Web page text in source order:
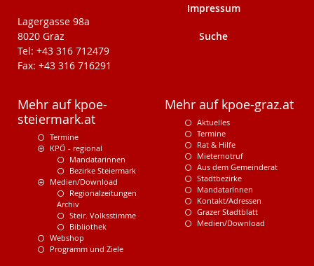
KPÖ-Steiermark
Lagergasse 98a
8020 Graz
Tel: +43 316 712479
Fax: +43 316 716291
Impressum
Suche
Mehr auf kpoe-
steiermark.at
Termine
KPÖ - regional
Mandatarinnen
Bezirke Steiermark
Medien/Download
Regionalzeitungen
Archiv
Steir. Volksstimme
Bibliothek
Webshop
Programm und Ziele
Mehr auf kpoe-graz.at
Aktuelles
Termine
Rat & Hilfe
Mieternotruf
Aus dem Gemeinderat
Stadtbezirke
MandatarInnen
Kontakt/Adressen
Grazer Stadtblatt
Medien/Download